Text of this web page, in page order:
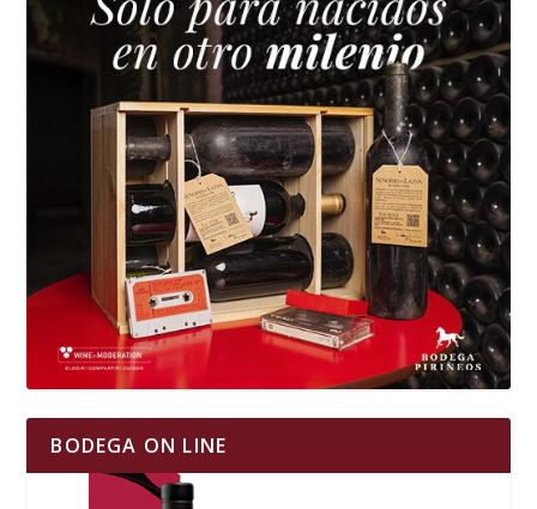
BODEGA ON LINE